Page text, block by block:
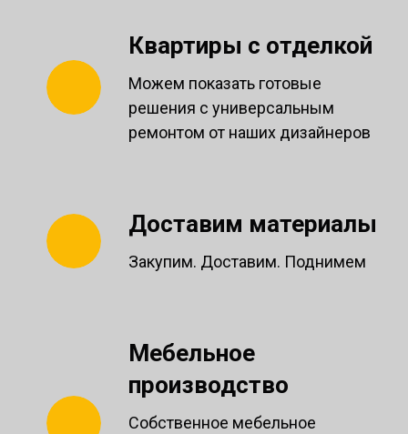
Квартиры с отделкой
Можем показать готовые
решения с универсальным
ремонтом от наших дизайнеров
Доставим материалы
Закупим. Доставим. Поднимем
Мебельное
производство
Собственное мебельное